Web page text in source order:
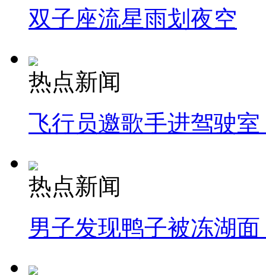
双子座流星雨划夜空
热点新闻
飞行员邀歌手进驾驶
热点新闻
男子发现鸭子被冻湖